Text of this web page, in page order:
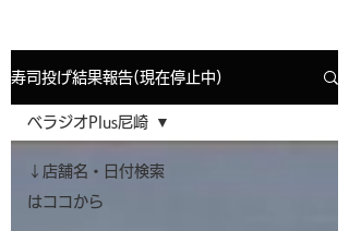
寿司投げ結果報告(現在停止中)
↓店舗名・日付検索
はココから
ベラジオPlus尼崎